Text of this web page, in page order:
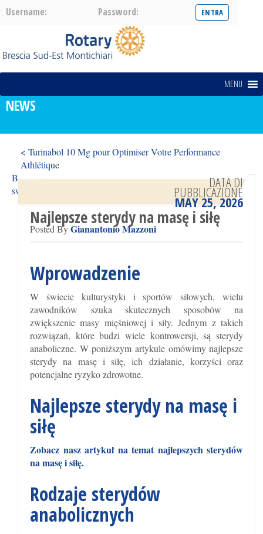
Username: Password:
MENU
NEWS
< Turinabol 10 Mg pour Optimiser Votre Performance
Athlétique
Bonusy w kasynie Spinania w 2026 roku: jak maksymalizować
swoje zyski >
Najlepsze sterydy na masę i siłę
Posted ByGianantonio Mazzoni
DATA DI
PUBBLICAZIONE
MAY 25, 2026
Wprowadzenie
W świecie kulturystyki i sportów siłowych, wielu
zawodników szuka skutecznych sposobów na
zwiększenie masy mięśniowej i siły. Jednym z takich
rozwiązań, które budzi wiele kontrowersji, są sterydy
anaboliczne. W poniższym artykule omówimy najlepsze
sterydy na masę i siłę, ich działanie, korzyści oraz
potencjalne ryzyko zdrowotne.
Najlepsze sterydy na masę i
siłę
Zobacz nasz artykuł na temat najlepszych sterydów
na masę i siłę.
Rodzaje sterydów
anabolicznych